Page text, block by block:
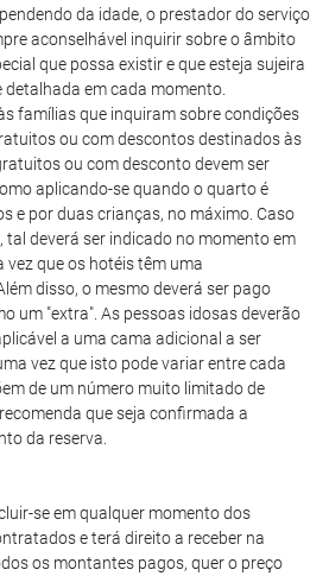
da idade, o prestador do serviço
aconselhável inquirir sobre o âmbito
que possa existir e que esteja sujeira
em cada momento.
famílias que inquiram sobre condições
ou com descontos destinados às
ou com desconto devem ser
aplicando-se quando o quarto é
e por duas crianças, no máximo. Caso
tal deverá ser indicado no momento em
vez que os hotéis têm uma
disso, o mesmo deverá ser pago
um "extra". As pessoas idosas deverão
a uma cama adicional a ser
vez que isto pode variar entre cada
de um número muito limitado de
que seja confirmada a
da reserva.
se em qualquer momento dos
e terá direito a receber na
os montantes pagos, quer o preço